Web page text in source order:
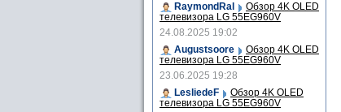
RaymondRal
Обзор 4K OLED
телевизора LG 55EG960V
24.08.2025 19:02
Augustsoore
Обзор 4K OLED
телевизора LG 55EG960V
23.06.2025 19:28
LesliedeF
Обзор 4K OLED
телевизора LG 55EG960V